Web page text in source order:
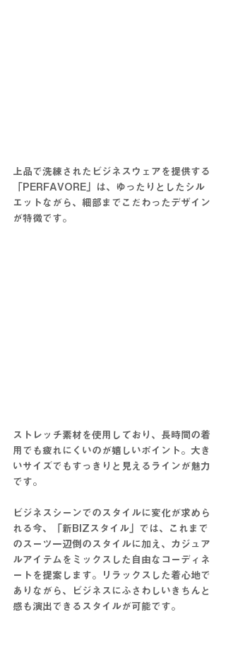
上品で洗練されたビジネスウェアを提供する
「PERFAVORE」は、ゆったりとしたシル
エットながら、細部までこだわったデザイン
が特徴です。
ストレッチ素材を使用しており、長時間の着
用でも疲れにくいのが嬉しいポイント。大き
いサイズでもすっきりと見えるラインが魅力
です。
ビジネスシーンでのスタイルに変化が求めら
れる今、「新BIZスタイル」では、これまで
のスーツ一辺倒のスタイルに加え、カジュア
ルアイテムをミックスした自由なコーディネ
ートを提案します。リラックスした着心地で
ありながら、ビジネスにふさわしいきちんと
感も演出できるスタイルが可能です。